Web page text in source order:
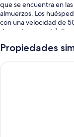
que se encuentra en
almuerzos. Los
con una velocidad de
dispositivos o más).
También se incluyen
Valet parking con
Propiedades
HOTEL ÉVORA By